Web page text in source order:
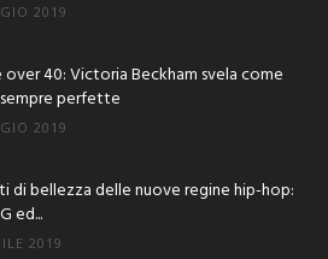
2019
over 40: Victoria Beckham svela come
perfette
2019
di bellezza delle nuove regine hip-hop:
ed...
2019